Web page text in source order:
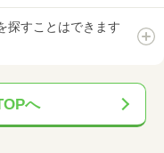
探すことはできます
へ